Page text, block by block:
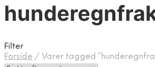
Filter
Forside / Varer tagged